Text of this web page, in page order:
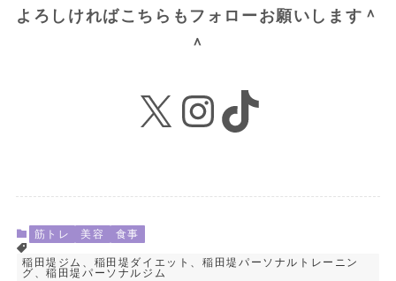
よろしければこちらもフォローお願いします＾
＾
X Instagram
TikTok
筋トレ 美容 食事
稲田堤ジム、稲田堤ダイエット、稲田堤パーソナルトレーニン
グ、稲田堤パーソナルジム